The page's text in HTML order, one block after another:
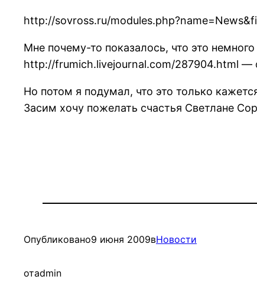
http://sovross.ru/
Мне почему-то показалось, что это
http://frumich.livejournal.com/287904.html —
Но потом я подумал, что это только
Засим хочу пожелать счастья Светлане
Опубликовано9 июня 2009вНовости
отadmin